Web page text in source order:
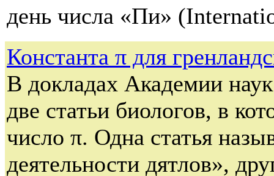
день числа «Пи»
Константа π для
В докладах Академии
две статьи биологов, в
число π. Одна статья
деятельности дятлов»,